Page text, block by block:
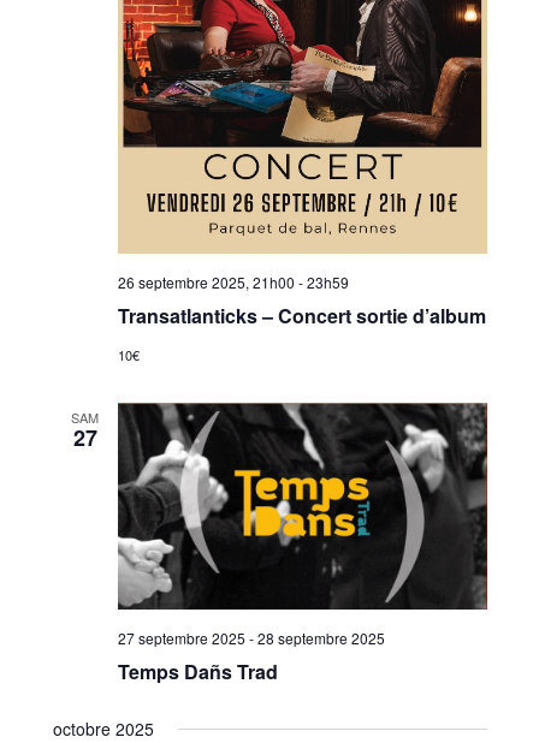
26 septembre 2025, 21h00 -23h59
Transatlanticks – Concert sortie d’album
10€
SAM
27
27 septembre 2025 -28 septembre 2025
Temps Dañs Trad
octobre 2025